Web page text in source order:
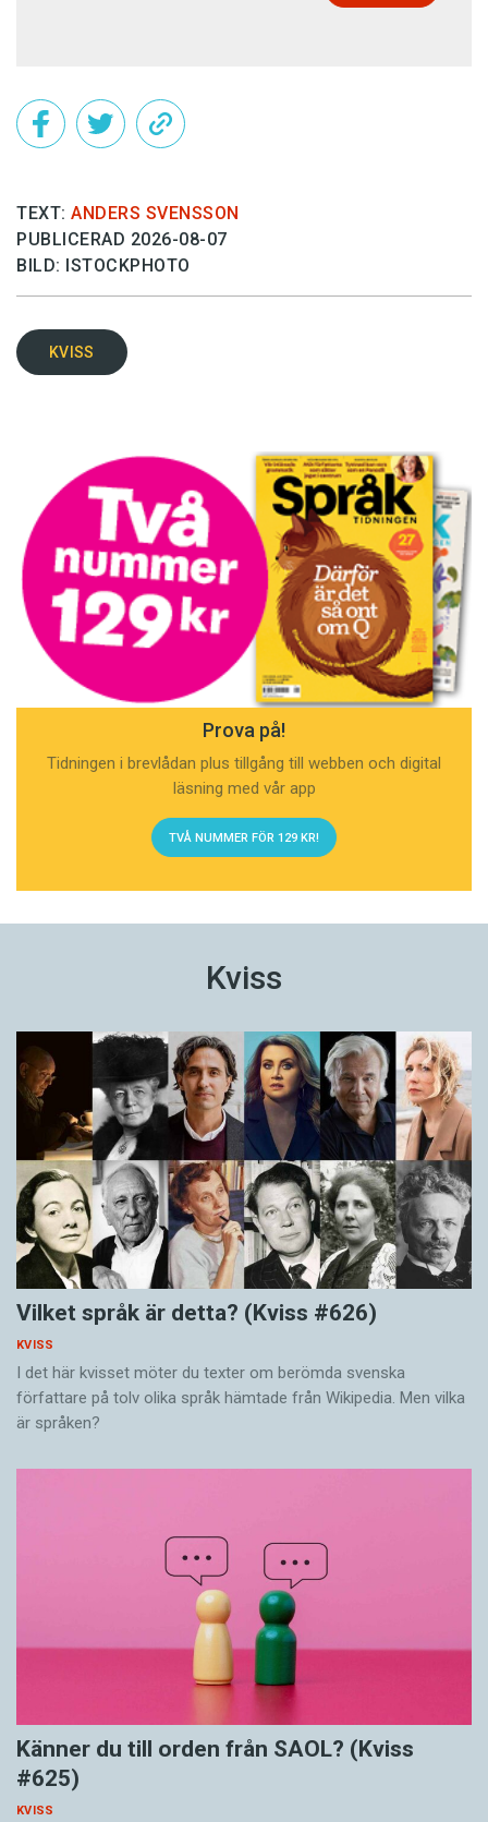
TEXT: ANDERS SVENSSON
PUBLICERAD 2026-08-07
BILD: ISTOCKPHOTO
KVISS
Prova på!
Tidningen i brevlådan plus tillgång till webben och digital
läsning med vår app
TVÅ NUMMER FÖR 129 KR!
Kviss
Vilket språk är detta? (Kviss #626)
KVISS
I det här kvisset möter du texter om berömda svenska
författare på tolv olika språk hämtade från Wikipedia. Men vilka
är språken?
Känner du till orden från SAOL? (Kviss
#625)
KVISS